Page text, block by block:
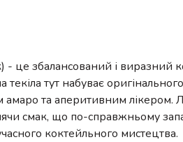
- це збалансований і виразний
тут набуває
та аперитивним лікером.
смак, що по-справжньому
коктейльного мистецтва.